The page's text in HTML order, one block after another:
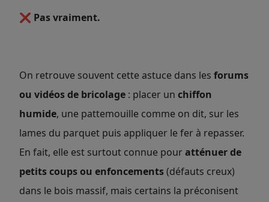
❌ Pas vraiment.
On retrouve souvent cette astuce dans les forums
ou vidéos de bricolage : placer un chiffon
humide, une pattemouille comme on dit, sur les
lames du parquet puis appliquer le fer à repasser.
En fait, elle est surtout connue pouratténuer de
petitscoups ou enfoncements(défauts creux)
dans le bois massif, mais certains la préconisent